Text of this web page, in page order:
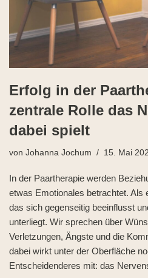
Erfolg in der
zentrale Rolle das
dabei spielt
von Johanna Jochum 15. Mai
In der Paartherapie werden
etwas Emotionales betrachtet.
das sich gegenseitig beeinflusst
unterliegt. Wir sprechen über
Verletzungen, Ängste und die
dabei wirkt unter der Oberfläche
Entscheidenderes mit: das